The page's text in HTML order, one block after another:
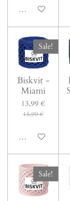
In den
Sale!
Biskvit -
Miami
13,99 €
15,99 €
In den
Sale!